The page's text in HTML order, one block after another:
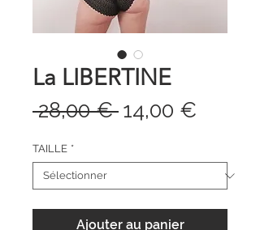
La LIBERTINE
28,00 € Prix
14,00 €
TAILLE *
Ajouter au panier